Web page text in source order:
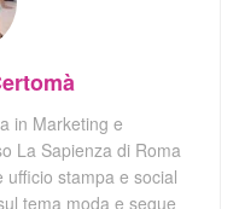
in Marketing e
La Sapienza di Roma
stampa e social
tema moda e segue